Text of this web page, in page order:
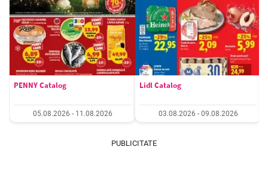
PENNY Catalog
05.08.2026 - 11.08.2026
Lidl Catalog
03.08.2026 - 09.08.2026
PUBLICITATE